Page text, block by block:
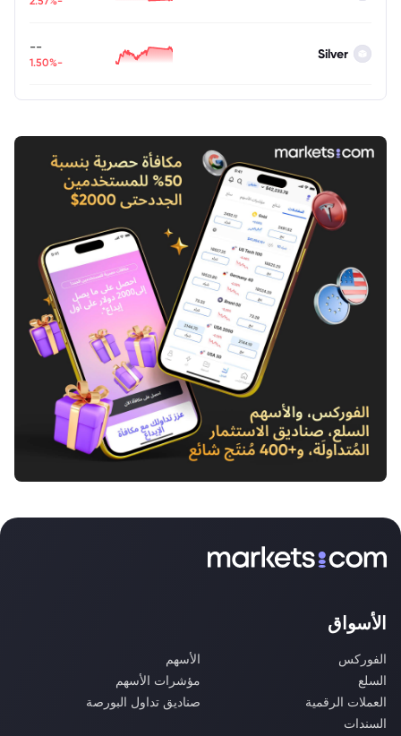
Silver
--
-1.50%
الأسواق
الفوركس
الأسهم
السلع
مؤشرات الأسهم
العملات الرقمية
صناديق تداول البورصة
السندات